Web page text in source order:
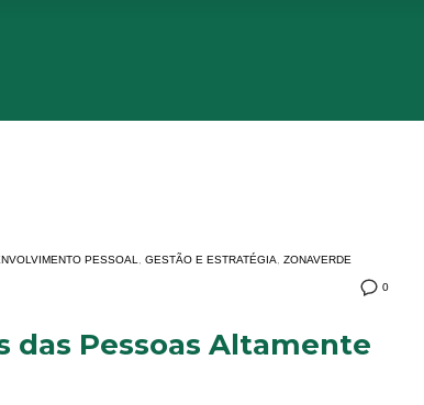
0
PESSOAL ,GESTÃO E ESTRATÉGIA ,ZONAVERDE
das Pessoas Altamente